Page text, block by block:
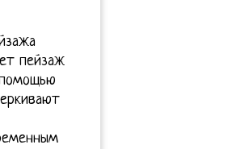
пейзаж